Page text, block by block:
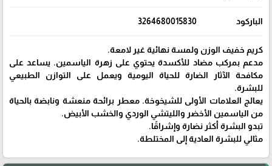
الباركود 3264680015830
كريم خفيف الوزن ولمسة نهائية غير لامعة.
مدعم بمركب مضاد للأكسدة يحتوي على زهرة الياسمين. يساعد على
مكافحة الآثار الضارة للحياة اليومية ويعمل على التوازن الطبيعي
للبشرة.
يعالج العلامات الأولى للشيخوخة. معطر برائحة منعشة ونابضة بالحياة
من الياسمين الأخضر والليتشي الوردي والخشب الأبيض.
تبدو البشرة أكثر نضارة وإشراقًا.
مثالي للبشرة العادية إلى المختلطة.